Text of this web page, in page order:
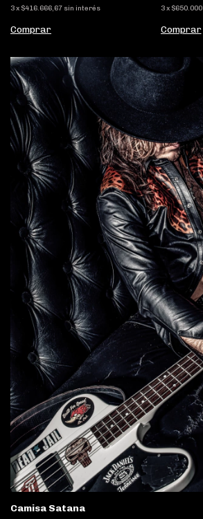
3x $416.666,67 sin interés
Comprar
3 x $650.000
Comprar
Camisa Satana